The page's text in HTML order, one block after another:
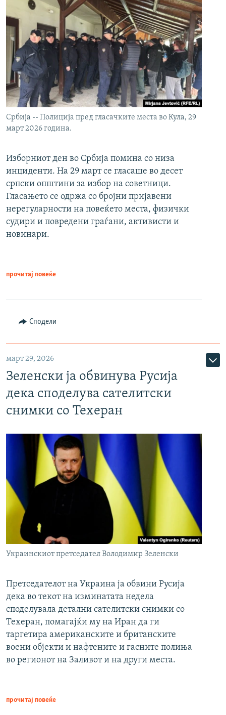
Србија -- Полиција пред гласачките места во Кула, 29
март 2026 година.
Изборниот ден во Србија помина со низа
инциденти. На 29 март се гласаше во десет
српски општини за избор на советници.
Гласањето се одржа со бројни пријавени
нерегуларности на повеќето места, физички
судири и повредени граѓани, активисти и
новинари.
прочитај повеќе
Сподели
март 29, 2026
Зеленски ја обвинува Русија
дека споделува сателитски
снимки со Техеран
Украинскиот претседател Володимир Зеленски
Претседателот на Украина ја обвини Русија
дека во текот на изминатата недела
споделувала детални сателитски снимки со
Техеран, помагајќи му на Иран да ги
таргетира американските и британските
воени објекти и нафтените и гасните полиња
во регионот на Заливот и на други места.
прочитај повеќе